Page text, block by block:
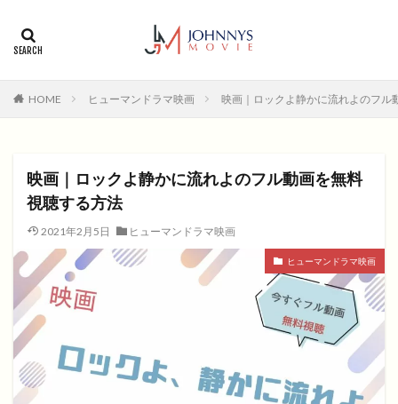
HOME ヒューマンドラマ映画 映画｜ロックよ静かに流れよのフル
映画｜ロックよ静かに流れよのフル動画を無料
視聴する方法
2021年2月5日 ヒューマンドラマ映画
ヒューマンドラマ映画
2018年
2019年 SF
アニメ
ヒューマンドラマ映画
ファンタジー映画
ホラー
動画無料視聴
無料視聴
検索